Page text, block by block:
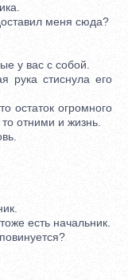
меня сюда?
у вас с собой.
рука стиснула его
остаток огромного
отними и жизнь.
есть начальник.